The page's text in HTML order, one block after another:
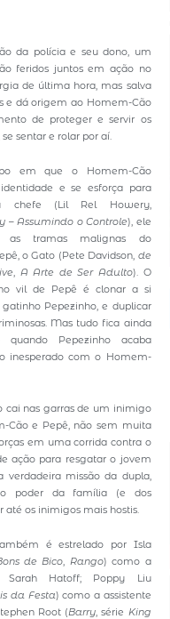
da polícia e seu dono, um
feridos juntos em ação no
de última hora, mas salva
e dá origem ao Homem-Cão
de proteger e servir os
sentar e rolar por aí.
em que o Homem-Cão
e se esforça para
chefe (Lil Rel Howery,
– Assumindo o Controle), ele
as tramas malignas do
o Gato (Pete Davidson, de
A Arte de Ser Adulto). O
vil de Pepê é clonar a si
Pepezinho, e duplicar
Mas tudo fica ainda
quando Pepezinho acaba
inesperado com o Homem-
cai nas garras de um inimigo
Cão e Pepê, não sem muita
em uma corrida contra o
ação para resgatar o jovem
verdadeira missão da dupla,
o poder da família (e dos
até os inimigos mais hostis.
é estrelado por Isla
de Bico Rango) como a
Sarah Hatoff; Poppy Liu
da Festa) como a assistente
Root (Barry , série King